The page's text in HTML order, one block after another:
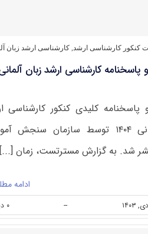
کنکور کارشناسی ارشد, کارشناسی ارشد زبان
پاسخنامه کارشناسی ارشد زبان
پاسخنامه کلیدی کنکور کارشناسی
زبان آلمانی ۱۴۰۴ توسط سازمان سنجش
شد. به گزارش مسترتست، زمان [...]
ادامه
-- ۰ دیدگاه